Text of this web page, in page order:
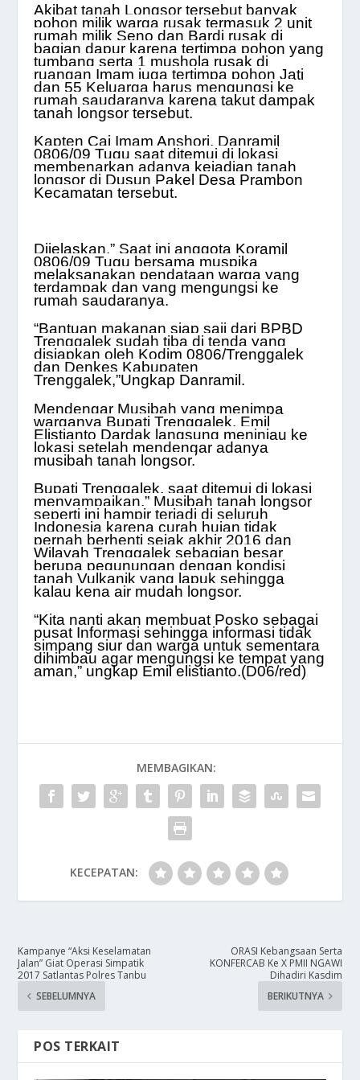
Akibat tanah Longsor tersebut banyak
pohon milik warga rusak termasuk 2 unit
rumah milik Seno dan Bardi rusak di
bagian dapur karena tertimpa pohon yang
tumbang serta 1 mushola rusak di
ruangan Imam juga tertimpa pohon Jati
dan 55 Keluarga harus mengungsi ke
rumah saudaranya karena takut dampak
tanah longsor tersebut.
Kapten Caj Imam Anshori, Danramil
0806/09 Tugu saat ditemui di lokasi
membenarkan adanya kejadian tanah
longsor di Dusun Pakel Desa Prambon
Kecamatan tersebut.
Dijelaskan,” Saat ini anggota Koramil
0806/09 Tugu bersama muspika
melaksanakan pendataan warga yang
terdampak dan yang mengungsi ke
rumah saudaranya.
“Bantuan makanan siap saji dari BPBD
Trenggalek sudah tiba di tenda yang
disiapkan oleh Kodim 0806/Trenggalek
dan Denkes Kabupaten
Trenggalek,”Ungkap Danramil.
Mendengar Musibah yang menimpa
warganya Bupati Trenggalek, Emil
Elistianto Dardak langsung meninjau ke
lokasi setelah mendengar adanya
musibah tanah longsor.
Bupati Trenggalek, saat ditemui di lokasi
menyampaikan,” Musibah tanah longsor
seperti ini hampir terjadi di seluruh
Indonesia karena curah hujan tidak
pernah berhenti sejak akhir 2016 dan
Wilayah Trenggalek sebagian besar
berupa pegunungan dengan kondisi
tanah Vulkanik yang lapuk sehingga
kalau kena air mudah longsor.
“Kita nanti akan membuat Posko sebagai
pusat Informasi sehingga informasi tidak
simpang siur dan warga untuk sementara
dihimbau agar mengungsi ke tempat yang
aman,” ungkap Emil elistianto.(D06/red)
MEMBAGIKAN:
KECEPATAN:
Kampanye “Aksi Keselamatan
Jalan” Giat Operasi Simpatik
2017 Satlantas Polres Tanbu
SEBELUMNYA
ORASI Kebangsaan Serta
KONFERCAB Ke X PMII NGAWI
Dihadiri Kasdim
BERIKUTNYA
POS TERKAIT